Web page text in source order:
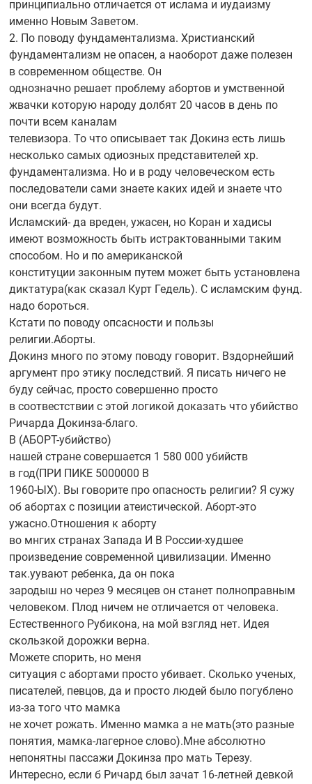
принципиально отличается от ислама и иудаизму
именно Новым Заветом.
2. По поводу фундаментализма. Христианский
фундаментализм не опасен, а наоборот даже полезен
в современном обществе. Он
однозначно решает проблему абортов и умственной
жвачки которую народу долбят 20 часов в день по
почти всем каналам
телевизора. То что описывает так Докинз есть лишь
несколько самых одиозных представителей хр.
фундаментализма. Но и в роду человеческом есть
последователи сами знаете каких идей и знаете что
они всегда будут.
Исламский- да вреден, ужасен, но Коран и хадисы
имеют возможность быть истрактованными таким
способом. Но и по американской
конституции законным путем может быть установлена
диктатура(как сказал Курт Гедель). С исламским фунд.
надо бороться.
Кстати по поводу опсасности и пользы
религии.Аборты.
Докинз много по этому поводу говорит. Вздорнейший
аргумент про этику последствий. Я писать ничего не
буду сейчас, просто совершенно просто
в соотвестствии с этой логикой доказать что убийство
РичардаДокинза-благо.
В (АБОРТ-убийство)
нашей стране совершается 1 580 000 убийств
в год(ПРИ ПИКЕ 5000000 В
1960-ЫХ). Вы говорите про опасность религии? Я сужу
об абортах с позиции атеистической.Аборт-это
ужасно.Отношения к аборту
во мнгих странах Запада И В России-худшее
произведение современной цивилизации. Именно
так.уувают ребенка, да он пока
зародыш но через 9 месяцев он станет полноправным
человеком. Плод ничем не отличается от человека.
Естественного Рубикона, на мой взгляд нет. Идея
скользкой дорожки верна.
Можете спорить, но меня
ситуация с абортами просто убивает. Сколько ученых,
писателей, певцов, да и просто людей было погублено
из-за того что мамка
не хочет рожать. Именно мамка а не мать(это разные
понятия, мамка-лагерное слово).Мне абсолютно
непонятны пассажи Докинза про мать Терезу.
Интересно, если б Ричард был зачат 16-летней девкой